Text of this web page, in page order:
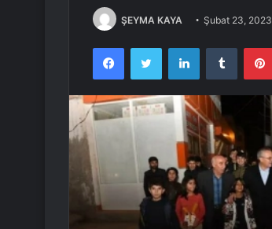
ŞEYMA KAYA Şubat 23, 2023
FacebookTwitter LinkedInTumblr